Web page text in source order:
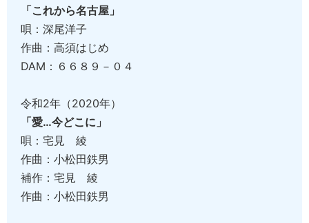
「これから名古屋」
唄：深尾洋子
作曲：高須はじめ
DAM：６６８９－０４
令和2年（2020年）
「愛…今どこに」
唄：宅見 綾
作曲：小松田鉄男
補作：宅見 綾
作曲：小松田鉄男